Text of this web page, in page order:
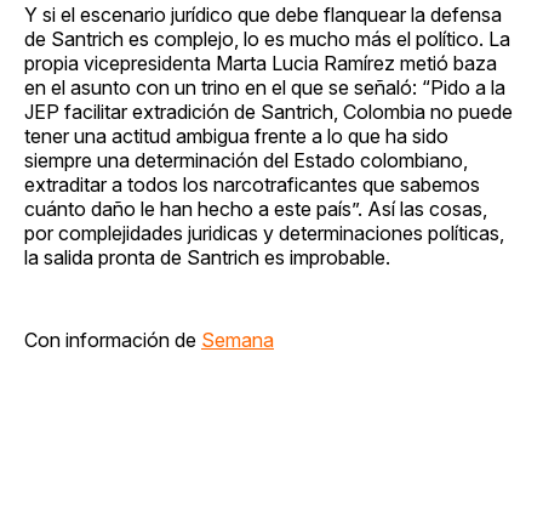
Y si el escenario jurídico que debe flanquear la defensa
de Santrich es complejo, lo es mucho más el político. La
propia vicepresidenta Marta Lucia Ramírez metió baza
en el asunto con un trino en el que se señaló: “Pido a la
JEP facilitar extradición de Santrich, Colombia no puede
tener una actitud ambigua frente a lo que ha sido
siempre una determinación del Estado colombiano,
extraditar a todos los narcotraficantes que sabemos
cuánto daño le han hecho a este país”. Así las cosas,
por complejidades juridicas y determinaciones políticas,
la salida pronta de Santrich es improbable.
Con información de Semana